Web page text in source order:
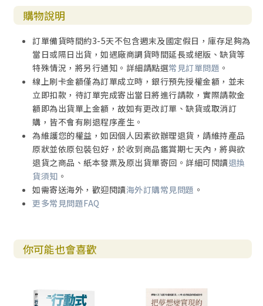
創略廣告總經理／創集團共同創辦人 黃志靖
卡內基訓練大中華區執行長 黑立言
得勝者文教創辦人 劉駿豪
商周、蘋果、遠見職場專欄作家 謝文憲
──卓越推薦
購物說明
訂單備貨時間約3-5天不包含週末及國定假日，庫存足夠為
當日或隔日出貨，如遇廠商調貨時間延長或絕版、缺貨等
特殊情況，將另行通知。詳細請點選常見訂單問題 。
線上刷卡金額僅為訂單成立時，銀行預先授權金額，並未
立即扣款，待訂單完成寄出當日將進行請款，實際請款金
額即為出貨單上金額，故如有更改訂單、缺貨或取消訂
購，皆不會有刷退程序產生。
為維護您的權益，如因個人因素欲辦理退貨，請維持產品
原狀並依原包裝包好，於收到商品鑑賞期七天內，將與欲
退貨之商品、紙本發票及原出貨單寄回。詳細可閱讀退換
貨須知 。
如需寄送海外，歡迎閱讀海外訂購常見問題 。
更多常見問題FAQ
你可能也會喜歡